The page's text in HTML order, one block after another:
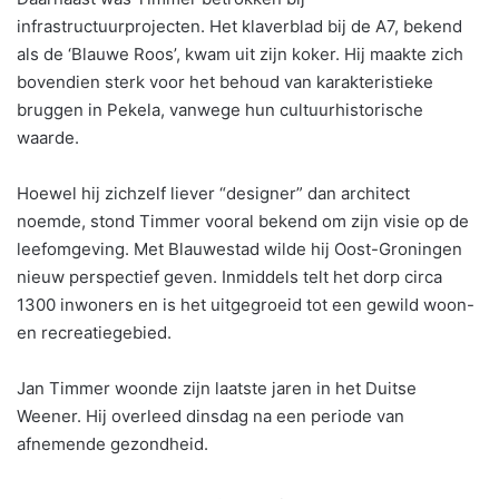
infrastructuurprojecten. Het klaverblad bij de A7, bekend
als de ‘Blauwe Roos’, kwam uit zijn koker. Hij maakte zich
bovendien sterk voor het behoud van karakteristieke
bruggen in Pekela, vanwege hun cultuurhistorische
waarde.
Hoewel hij zichzelf liever “designer” dan architect
noemde, stond Timmer vooral bekend om zijn visie op de
leefomgeving. Met Blauwestad wilde hij Oost-Groningen
nieuw perspectief geven. Inmiddels telt het dorp circa
1300 inwoners en is het uitgegroeid tot een gewild woon-
en recreatiegebied.
Jan Timmer woonde zijn laatste jaren in het Duitse
Weener. Hij overleed dinsdag na een periode van
afnemende gezondheid.